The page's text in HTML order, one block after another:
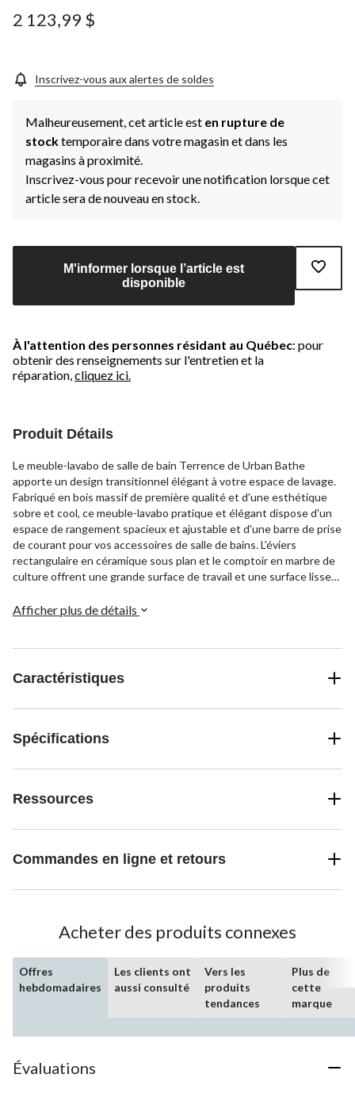
2 123,99 $
Inscrivez-vous aux alertes de soldes
Malheureusement, cet article est en rupture de
stocktemporaire dans votre magasin et dans les
magasins à proximité.
Inscrivez-vous pour recevoir une notification lorsque cet
article sera de nouveau en stock.
M'informer lorsque l’article est
disponible
À l'attention des personnes résidant au Québec: pour
obtenir des renseignements sur l'entretien et la
réparation, cliquez ici.
Produit Détails
Le meuble-lavabo de salle de bain Terrence de Urban Bathe
apporte un design transitionnel élégant à votre espace de lavage.
Fabriqué en bois massif de première qualité et d'une esthétique
sobre et cool, ce meuble-lavabo pratique et élégant dispose d'un
espace de rangement spacieux et ajustable et d'une barre de prise
de courant pour vos accessoires de salle de bains. L'éviers
rectangulaire en céramique sous plan et le comptoir en marbre de
culture offrent une grande surface de travail et une surface lisse
chrome poli complètent le look de façon durable.
Afficher plus de détails
Caractéristiques
Spécifications
Ressources
Commandes en ligne et retours
Acheter des produits connexes
Offres
hebdomadaires
Les clients ont
aussi consulté
Vers les
produits
tendances
Plus de
cette
marque
Évaluations